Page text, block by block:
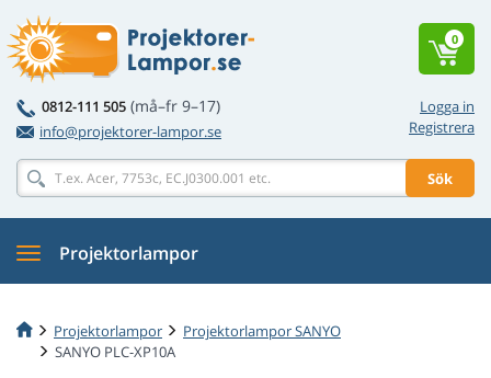
Logga in
Registrera
0812-111 505 (må–fr 9–17)
info@projektorer-lampor.se
Sök
0
Projektorlampor
Projektorlampor
Projektorlampor SANYO
SANYO PLC-XP10A